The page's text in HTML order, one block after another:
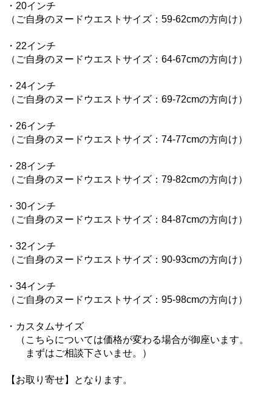
・20インチ
（ご自身のヌードウエストサイズ：59-62cmの方向け）
・22インチ
（ご自身のヌードウエストサイズ：64-67cmの方向け）
・24インチ
（ご自身のヌードウエストサイズ：69-72cmの方向け）
・26インチ
（ご自身のヌードウエストサイズ：74-77cmの方向け）
・28インチ
（ご自身のヌードウエストサイズ：79-82cmの方向け）
・30インチ
（ご自身のヌードウエストサイズ：84-87cmの方向け）
・32インチ
（ご自身のヌードウエストサイズ：90-93cmの方向け）
・34インチ
（ご自身のヌードウエストサイズ：95-98cmの方向け）
・カスタムサイズ
（こちらについては価格が変わる場合が御座います。
まずはご相談下さいませ。）
【お取り寄せ】となります。